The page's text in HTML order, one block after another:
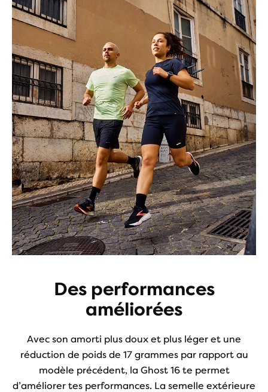
Des performances
améliorées
Avec son amorti plus doux et plus léger et une
réduction de poids de 17 grammes par rapport au
modèle précédent, la Ghost 16 te permet
d’améliorer tes performances. La semelle extérieure